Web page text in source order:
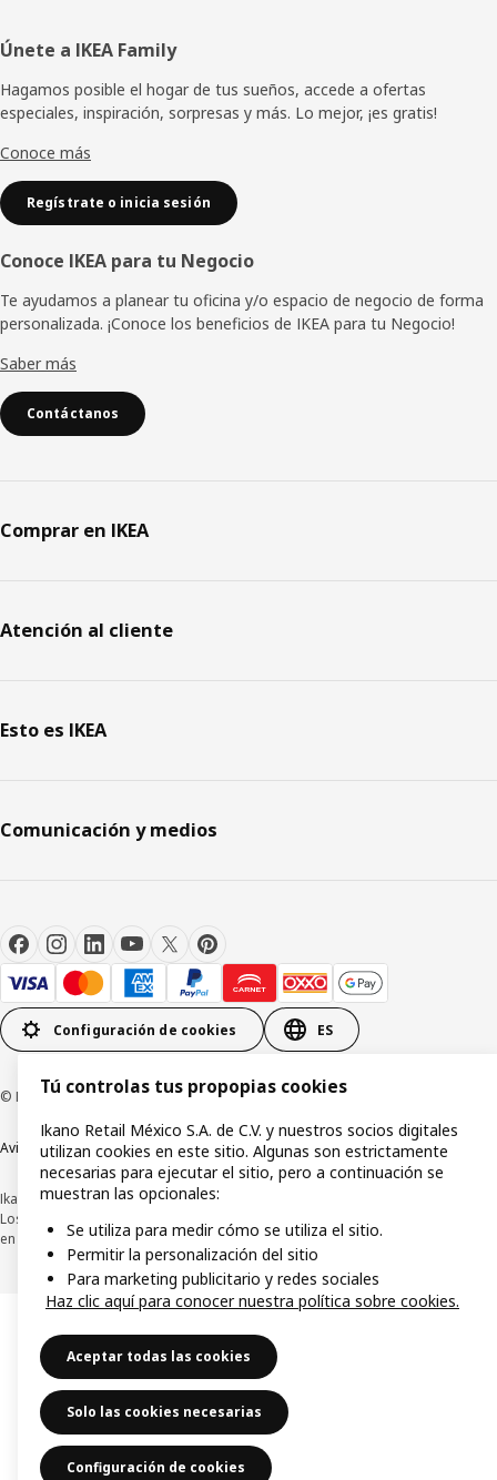
Pie
de
página
Únete a IKEA Family
Hagamos posible el hogar de tus sueños, accede a ofertas
especiales, inspiración, sorpresas y más. Lo mejor, ¡es gratis!
Conoce más
Regístrate o inicia sesión
Conoce IKEA para tu Negocio
Te ayudamos a planear tu oficina y/o espacio de negocio de forma
personalizada. ¡Conoce los beneficios de IKEA para tu Negocio!
Saber más
Contáctanos
Comprar en IKEA
Atención al cliente
Esto es IKEA
Comunicación y medios
Configuración de cookies ES
© Inter IKEA Systems B.V.1999-2026
Aviso de privacidadPolítica de cookies Términos y condiciones de uso
Ikano Retail México, S.A. de C.V.
Los precios publicados en este sitio web, catálogo digital, tiendas, así como
en cualquier otro medio, se encuentran en pesos mexicanos e incluyen IVA.
Tú controlas tus propopias cookies
Ikano Retail México S.A. de C.V. y nuestros socios digitales
utilizan cookies en este sitio. Algunas son estrictamente
necesarias para ejecutar el sitio, pero a continuación se
muestran las opcionales:
Se utiliza para medir cómo se utiliza el sitio.
Permitir la personalización del sitio
Para marketing publicitario y redes sociales
Haz clic aquí para conocer nuestra política sobre cookies.
Aceptar todas las cookies
Solo las cookies necesarias
Configuración de cookies